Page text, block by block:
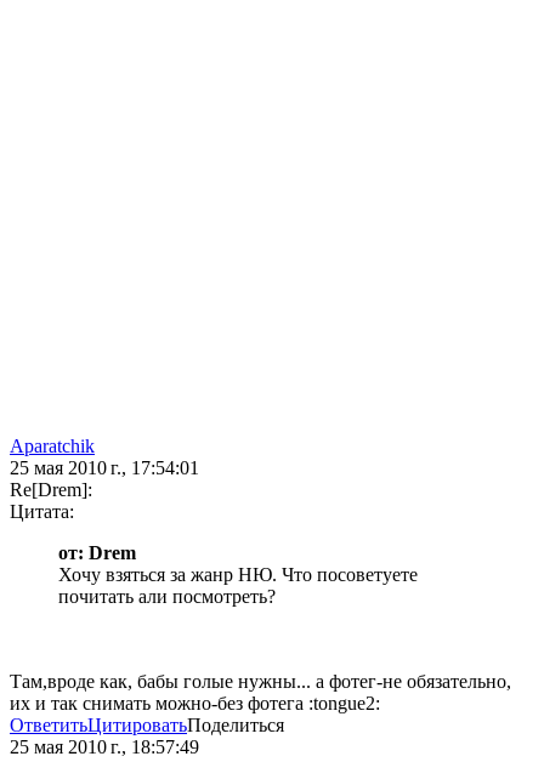
Aparatchik
25 мая 2010 г., 17:54:01
Re[Drem]:
Цитата:
от: Drem
Хочу взяться за жанр НЮ. Что посоветуете
почитать али посмотреть?
Там,вроде как, бабы голые нужны... а фотег-не обязательно,
их и так снимать можно-без фотега :tongue2:
ОтветитьЦитироватьПоделиться
25 мая 2010 г., 18:57:49